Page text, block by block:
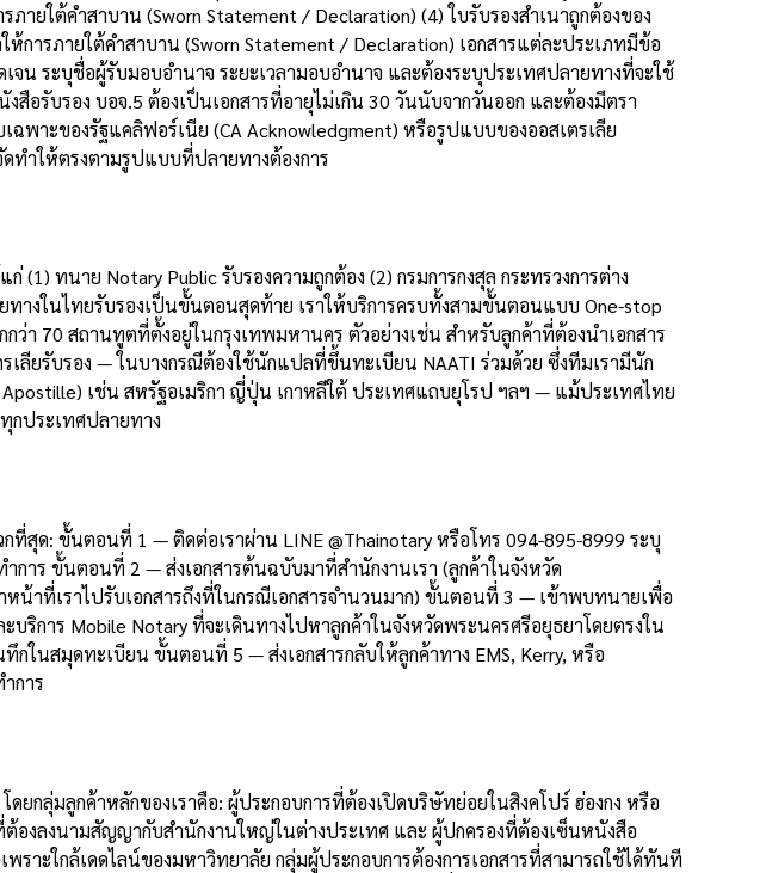
ยใต้คำสาบาน (Sworn Statement / Declaration) (4) ใบรับรองสำเนาถูกต้องของ
ารภายใต้คำสาบาน (Sworn Statement / Declaration) เอกสารแต่ละประเภทมีข้อ
น ระบุชื่อผู้รับมอบอำนาจ ระยะเวลามอบอำนาจ และต้องระบุประเทศปลายทางที่จะใช้
อรับรอง บอจ.5 ต้องเป็นเอกสารที่อายุไม่เกิน 30 วันนับจากวันออก และต้องมีตรา
าะของรัฐแคลิฟอร์เนีย (CA Acknowledgment) หรือรูปแบบของออสเตรเลีย
ทำให้ตรงตามรูปแบบที่ปลายทางต้องการ
ทนาย Notary Public รับรองความถูกต้อง (2) กรมการกงสุล กระทรวงการต่าง
างในไทยรับรองเป็นขั้นตอนสุดท้าย เราให้บริการครบทั้งสามขั้นตอนแบบ One-stop
า 70 สถานทูตที่ตั้งอยู่ในกรุงเทพมหานคร ตัวอย่างเช่น สำหรับลูกค้าที่ต้องนำเอกสาร
เลียรับรอง — ในบางกรณีต้องใช้นักแปลที่ขึ้นทะเบียน NAATI ร่วมด้วย ซึ่งทีมเรามีนัก
เช่น สหรัฐอเมริกา ญี่ปุ่น เกาหลีใต้ ประเทศแถบยุโรป ฯลฯ — แม้ประเทศไทย
กประเทศปลายทาง
สุด: ขั้นตอนที่ 1 — ติดต่อเราผ่าน LINE @Thainotary หรือโทร 094-895-8999 ระบุ
การ ขั้นตอนที่ 2 — ส่งเอกสารต้นฉบับมาที่สำนักงานเรา (ลูกค้าในจังหวัด
หน้าที่เราไปรับเอกสารถึงที่ในกรณีเอกสารจำนวนมาก) ขั้นตอนที่ 3 — เข้าพบทนายเพื่อ
การ Mobile Notary ที่จะเดินทางไปหาลูกค้าในจังหวัดพระนครศรีอยุธยาโดยตรงใน
ในสมุดทะเบียน ขั้นตอนที่ 5 — ส่งเอกสารกลับให้ลูกค้าทาง EMS, Kerry, หรือ
การ
ยกลุ่มลูกค้าหลักของเราคือ: ผู้ประกอบการที่ต้องเปิดบริษัทย่อยในสิงคโปร์ ฮ่องกง หรือ
องลงนามสัญญากับสำนักงานใหญ่ในต่างประเทศ และ ผู้ปกครองที่ต้องเซ็นหนังสือ
าะใกล้เดดไลน์ของมหาวิทยาลัย กลุ่มผู้ประกอบการต้องการเอกสารที่สามารถใช้ได้ทันที